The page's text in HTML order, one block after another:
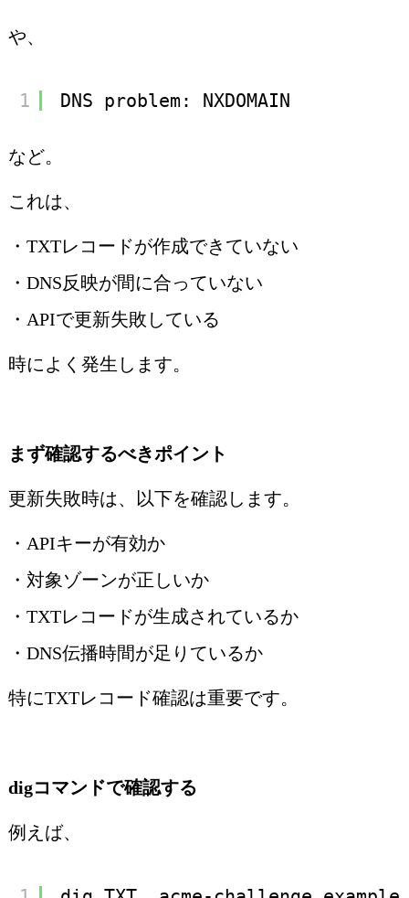
や、
1 DNS problem: NXDOMAIN
など。
これは、
・TXTレコードが作成できていない
・DNS反映が間に合っていない
・APIで更新失敗している
時によく発生します。
まず確認するべきポイント
更新失敗時は、以下を確認します。
・APIキーが有効か
・対象ゾーンが正しいか
・TXTレコードが生成されているか
・DNS伝播時間が足りているか
特にTXTレコード確認は重要です。
digコマンドで確認する
例えば、